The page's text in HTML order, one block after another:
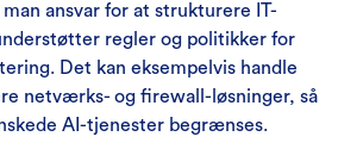
ansvar for at strukturere IT-
regler og politikker for
Det kan eksempelvis handle
netværks- og firewall-løsninger, så
AI-tjenester begrænses.